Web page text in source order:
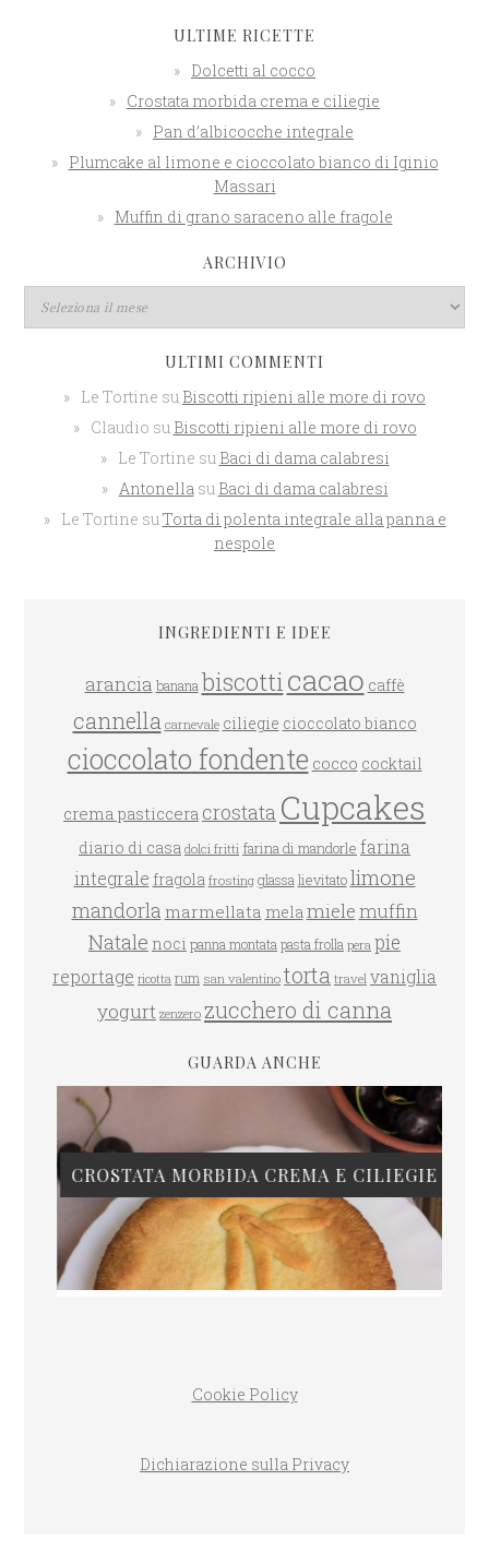
ULTIME RICETTE
Dolcetti al cocco
Crostata morbida crema e ciliegie
Pan d’albicocche integrale
Plumcake al limone e cioccolato bianco di Iginio
Massari
Muffin di grano saraceno alle fragole
ARCHIVIO
ULTIMI COMMENTI
Le Tortine su Biscotti ripieni alle more di rovo
Claudio su Biscotti ripieni alle more di rovo
Le Tortine su Baci di dama calabresi
Antonellasu Baci di dama calabresi
Le Tortine suTorta di polenta integrale alla panna e
nespole
INGREDIENTI E IDEE
arancia banana biscotticacao caffè
cannella carnevale ciliegie cioccolato bianco
cioccolato fondente cocco cocktail
crema pasticcera crostata Cupcakes
diario di casa dolci fritti farina di mandorle farina
integrale fragola frosting glassa lievitato limone
mandorla marmellata melamielemuffin
Natale noci panna montata pasta frolla pera pie
reportage ricotta rum san valentino torta travel vaniglia
yogurt zenzero zucchero di canna
GUARDA ANCHE
CROSTATA MORBIDA CREMA E CILIEGIE
Cookie Policy
Dichiarazione sulla Privacy